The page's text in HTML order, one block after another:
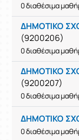
0 διαθέσιμα
ΔΗΜΟΤΙΚΟ
(9200206)
0 διαθέσιμα
ΔΗΜΟΤΙΚΟ
(9200207)
0 διαθέσιμα
ΔΗΜΟΤΙΚΟ
0 διαθέσιμα